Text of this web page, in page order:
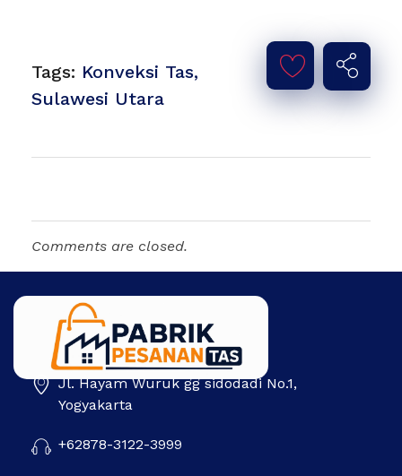
Tags: Konveksi Tas,
Sulawesi Utara
Comments are closed.
Pabrik Pesanan Tas Jl. Hayam Wuruk gg sidodadi No.1,
Yogyakarta
+62878-3122-3999